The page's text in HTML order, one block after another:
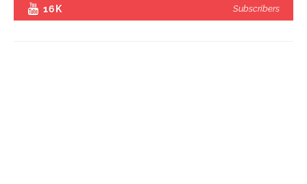
16K Subscribers